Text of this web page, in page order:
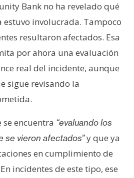
Bank no ha revelado qué
estuvo involucrada. Tampoco
resultaron afectados. Esa
por ahora una evaluación
real del incidente, aunque
sigue revisando la
encuentra “evaluando los
se vieron afectados”y que ya
en cumplimiento de
incidentes de este tipo, ese